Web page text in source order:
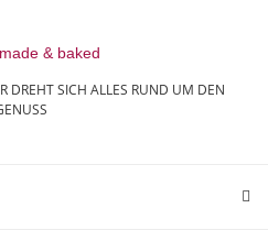
DREHT SICH ALLES RUND UM DEN